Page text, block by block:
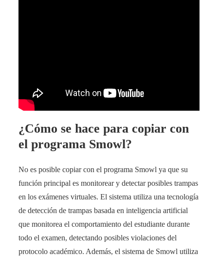
¿Cómo se hace para copiar con
el programa Smowl?
No es posible copiar con el programa Smowl ya que su
función principal es monitorear y detectar posibles trampas
en los exámenes virtuales. El sistema utiliza una tecnología
de detección de trampas basada en inteligencia artificial
que monitorea el comportamiento del estudiante durante
todo el examen, detectando posibles violaciones del
protocolo académico. Además, el sistema de Smowl utiliza